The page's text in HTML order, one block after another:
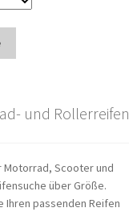
und Rollerreifen
Motorrad, Scooter und
über Größe.
Ihren passenden Reifen